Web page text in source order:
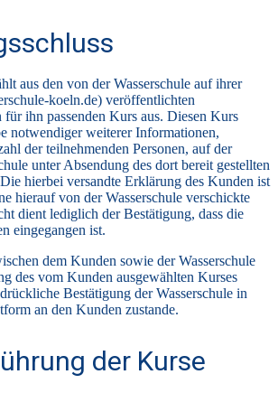
aus den von der Wasserschule auf ihrer
koeln.de) veröffentlichten
für ihn passenden Kurs aus. Diesen Kurs
notwendiger weiterer Informationen,
der teilnehmenden Personen, auf der
unter Absendung des dort bereit gestellten
hierbei versandte Erklärung des Kunden ist
hierauf von der Wasserschule verschickte
dient lediglich der Bestätigung, dass die
eingegangen ist.
dem Kunden sowie der Wasserschule
des vom Kunden ausgewählten Kurses
Bestätigung der Wasserschule in
an den Kunden zustande.
der Kurse